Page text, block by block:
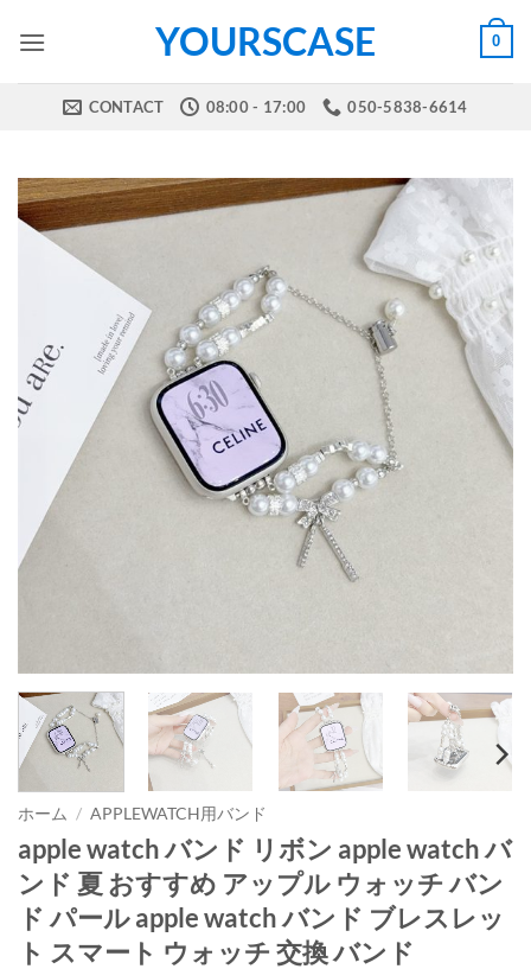
YOURSCASE 0
CONTACT 08:00 - 17:00 050-5838-6614
ホーム / APPLEWATCH用バンド
apple watch バンド リボン apple watch バ
ンド 夏 おすすめ アップル ウォッチ バン
ド パール apple watch バンド ブレスレッ
ト スマート ウォッチ 交換 バンド